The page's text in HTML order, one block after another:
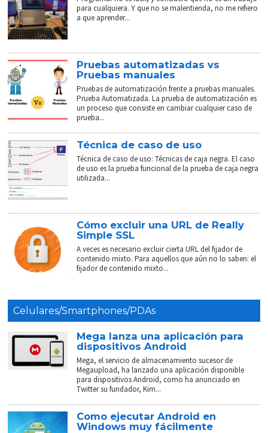
para cualquiera. Y que no se malentienda, no me refiero
a que aprender...
Pruebas automatizadas vs
Pruebas manuales
Pruebas de automatización frente a pruebas manuales.
Prueba Automatizada. La prueba de automatización es
un proceso que consiste en cambiar cualquier caso de
prueba...
Técnica de caso de uso
Técnica de caso de uso: Técnicas de caja negra. El caso
de uso es la prueba funcional de la prueba de caja negra
utilizada...
Cómo excluir una URL de Really
Simple SSL
A veces es necesario excluir cierta URL del fijador de
contenido mixto. Para aquellos que aún no lo saben: el
fijador de contenido mixto...
Celulares/Smartphones/PDAs
Mega lanza una aplicación para
dispositivos Android
Mega, el servicio de almacenamiento sucesor de
Megaupload, ha lanzado una aplicación disponible
para dispositivos Android, como ha anunciado en
Twitter su fundador, Kim...
Como ejecutar Android en
Windows muy fácilmente